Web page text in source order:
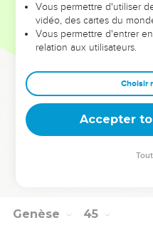
père. »
Maintenant donc, je te
rester comme esclave de
Comment pourrais-je
jeune garçon ? Ah, que je
frapperait mon père !
La Bible Du Semeur Copyright © 1992,
Genèse 45
Vous permettre d'utiliser
vidéo, des cartes du
Vous permettre d'entrer
relation aux utilisateurs.
Choisir
Accepter